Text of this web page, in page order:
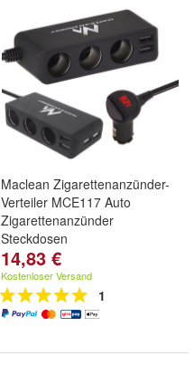
Maclean Zigarettenanzünder-
Verteiler MCE117 Auto
Zigarettenanzünder
Steckdosen
14,83 €
Kostenloser Versand
1